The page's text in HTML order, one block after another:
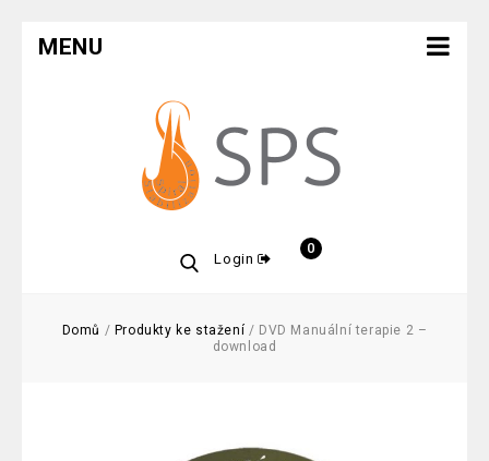
MENU
Login
0
Domů / Produkty ke stažení / DVD Manuální terapie 2 –
download